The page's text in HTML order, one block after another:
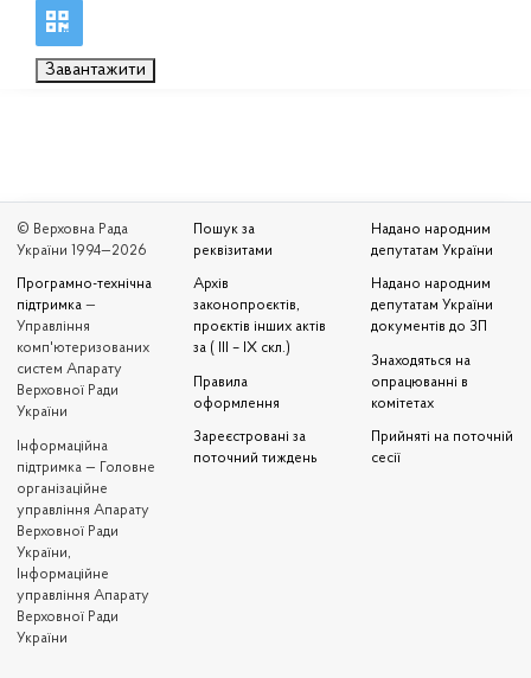
Завантажити
© Верховна Рада
України 1994—2026
Програмно-технічна
підтримка —
Управління
комп'ютеризованих
систем Апарату
Верховної Ради
України
Iнформаційна
підтримка — Головне
організаційне
управління Апарату
Верховної Ради
України,
Інформаційне
управління Апарату
Верховної Ради
України
Пошук за
реквізитами
Архів
законопроєктів,
проєктів інших актів
за ( III – IX скл.)
Правила
оформлення
Зареєстровані за
поточний тиждень
Надано народним
депутатам України
Надано народним
депутатам України
документів до ЗП
Знаходяться на
опрацюванні в
комітетах
Прийняті на поточній
сесії